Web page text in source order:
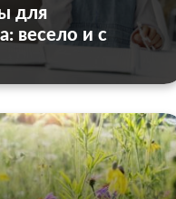
для
весело и с